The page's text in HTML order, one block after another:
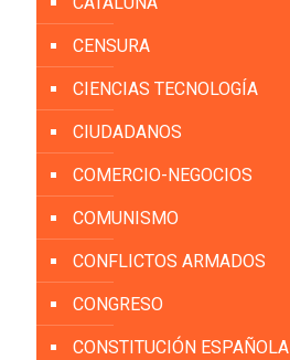
CENSURA
CIENCIAS TECNOLOGÍA
CIUDADANOS
COMERCIO-NEGOCIOS
COMUNISMO
CONFLICTOS ARMADOS
CONGRESO
CONSTITUCIÓN ESPAÑOLA